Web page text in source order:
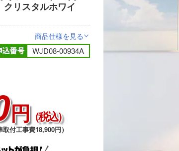
リスタルホワイ
商品仕様を見る>
WJD08-00934A
円 （税込）
付工事費18,900円）